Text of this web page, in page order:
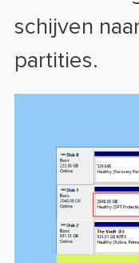
schijven
partities.